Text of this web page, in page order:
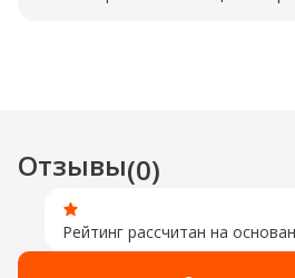
Отзывы(0)
Рейтинг рассчитан на